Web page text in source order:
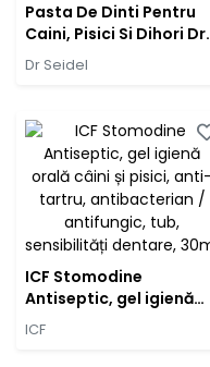
Pasta De Dinti Pentru
Caini, Pisici Si Dihori Dr.
Seidel Deo, 105 g
Dr Seidel
ICF Stomodine
Antiseptic, gel igienă
orală câini și pisici,
ICF